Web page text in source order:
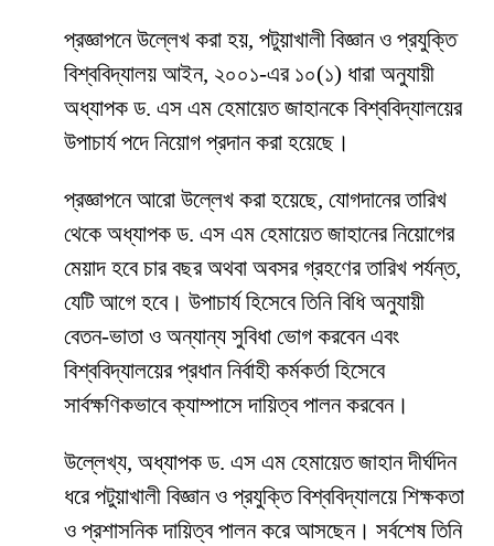
প্রজ্ঞাপনে উল্লেখ করা হয়, পটুয়াখালী বিজ্ঞান ও প্রযুক্তি
বিশ্ববিদ্যালয় আইন, ২০০১-এর ১০(১) ধারা অনুযায়ী
অধ্যাপক ড. এস এম হেমায়েত জাহানকে বিশ্ববিদ্যালয়ের
উপাচার্য পদে নিয়োগ প্রদান করা হয়েছে।
প্রজ্ঞাপনে আরো উল্লেখ করা হয়েছে, যোগদানের তারিখ
থেকে অধ্যাপক ড. এস এম হেমায়েত জাহানের নিয়োগের
মেয়াদ হবে চার বছর অথবা অবসর গ্রহণের তারিখ পর্যন্ত,
যেটি আগে হবে। উপাচার্য হিসেবে তিনি বিধি অনুযায়ী
বেতন-ভাতা ও অন্যান্য সুবিধা ভোগ করবেন এবং
বিশ্ববিদ্যালয়ের প্রধান নির্বাহী কর্মকর্তা হিসেবে
সার্বক্ষণিকভাবে ক্যাম্পাসে দায়িত্ব পালন করবেন।
উল্লেখ্য, অধ্যাপক ড. এস এম হেমায়েত জাহান দীর্ঘদিন
ধরে পটুয়াখালী বিজ্ঞান ও প্রযুক্তি বিশ্ববিদ্যালয়ে শিক্ষকতা
ও প্রশাসনিক দায়িত্ব পালন করে আসছেন। সর্বশেষ তিনি